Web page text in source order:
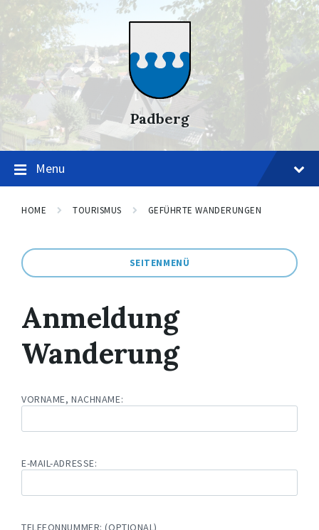
Skip
content
Skip
main
navigation
Skip
footer
Padberg
Menu
HOME TOURISMUS GEFÜHRTE WANDERUNGEN
SEITENMENÜ
Anmeldung
Wanderung
VORNAME, NACHNAME:
E-MAIL-ADRESSE:
TELEFONNUMMER: (OPTIONAL)